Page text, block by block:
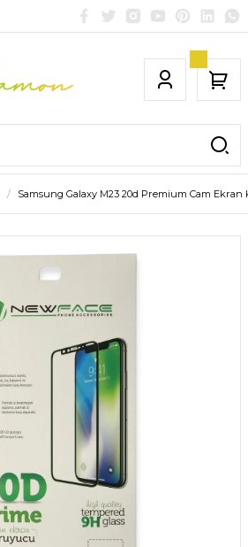
Samsung Galaxy M23 20d Premium Cam